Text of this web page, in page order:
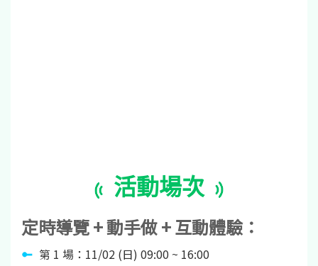
活動場次
定時導覽 + 動手做 + 互動體驗：
第 1 場：11/02 (日) 09:00 ~ 16:00